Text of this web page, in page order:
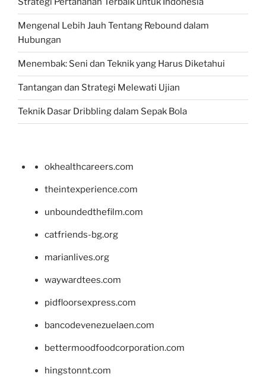
Mengenal Lebih Jauh Tentang Rebound dalam
Hubungan
Menembak: Seni dan Teknik yang Harus Diketahui
Tantangan dan Strategi Melewati Ujian
Teknik Dasar Dribbling dalam Sepak Bola
okhealthcareers.com
theintexperience.com
unboundedthefilm.com
catfriends-bg.org
marianlives.org
waywardtees.com
pidfloorsexpress.com
bancodevenezuelaen.com
bettermoodfoodcorporation.com
hingstonnt.com